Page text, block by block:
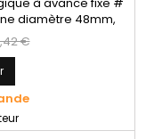
diamètre 48mm,
€